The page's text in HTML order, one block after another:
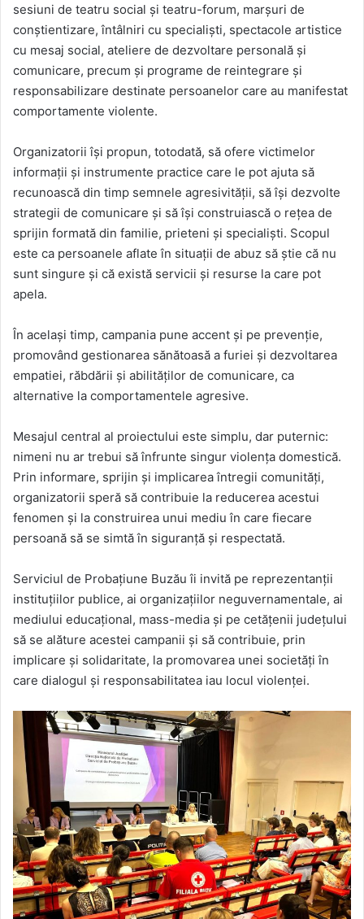
sesiuni de teatru social și teatru-forum, marșuri de
conștientizare, întâlniri cu specialiști, spectacole artistice
cu mesaj social, ateliere de dezvoltare personală și
comunicare, precum și programe de reintegrare și
responsabilizare destinate persoanelor care au manifestat
comportamente violente.
Organizatorii își propun, totodată, să ofere victimelor
informații și instrumente practice care le pot ajuta să
recunoască din timp semnele agresivității, să își dezvolte
strategii de comunicare și să își construiască o rețea de
sprijin formată din familie, prieteni și specialiști. Scopul
este ca persoanele aflate în situații de abuz să știe că nu
sunt singure și că există servicii și resurse la care pot
apela.
În același timp, campania pune accent și pe prevenție,
promovând gestionarea sănătoasă a furiei și dezvoltarea
empatiei, răbdării și abilităților de comunicare, ca
alternative la comportamentele agresive.
Mesajul central al proiectului este simplu, dar puternic:
nimeni nu ar trebui să înfrunte singur violența domestică.
Prin informare, sprijin și implicarea întregii comunități,
organizatorii speră să contribuie la reducerea acestui
fenomen și la construirea unui mediu în care fiecare
persoană să se simtă în siguranță și respectată.
Serviciul de Probațiune Buzău îi invită pe reprezentanții
instituțiilor publice, ai organizațiilor neguvernamentale, ai
mediului educațional, mass-media și pe cetățenii județului
să se alăture acestei campanii și să contribuie, prin
implicare și solidaritate, la promovarea unei societăți în
care dialogul și responsabilitatea iau locul violenței.